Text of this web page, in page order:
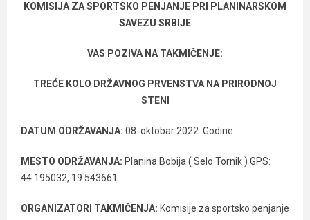
KOMISIJA ZA SPORTSKO PENJANJE PRI PLANINARSKOM
SAVEZU SRBIJE
VAS POZIVA NA TAKMIČENJE:
TREĆE KOLO DRŽAVNOG PRVENSTVA NA PRIRODNOJ
STENI
DATUM ODRŽAVANJA: 08. oktobar 2022. Godine.
MESTO ODRŽAVANJA: Planina Bobija ( Selo Tornik ) GPS:
44.195032, 19.543661
ORGANIZATORI TAKMIČENJA: Komisije za sportsko penjanje